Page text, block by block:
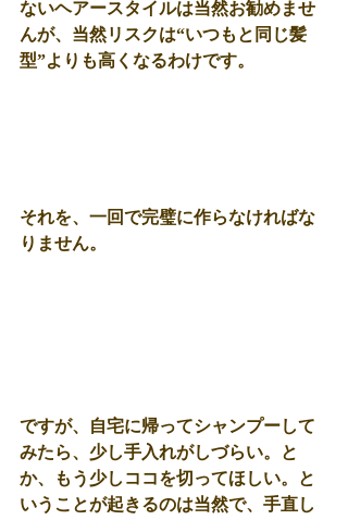
ないヘアースタイルは当然お勧めませ
んが、当然リスクは“いつもと同じ髪
型”よりも高くなるわけです。
それを、一回で完璧に作らなければな
りません。
ですが、自宅に帰ってシャンプーして
みたら、少し手入れがしづらい。と
か、もう少しココを切ってほしい。と
いうことが起きるのは当然で、手直し